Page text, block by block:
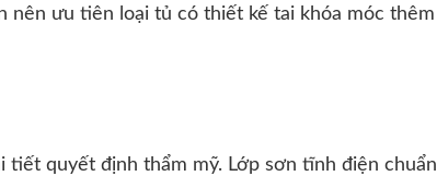
nên ưu tiên loại tủ có thiết kế tai khóa móc thêm
quyết định thẩm mỹ. Lớp sơn tĩnh điện chuẩn